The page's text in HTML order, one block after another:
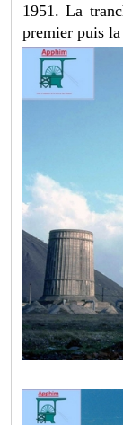
1951. La
premier puis